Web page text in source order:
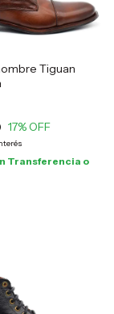
Tiguan
17% OFF
Transferencia o